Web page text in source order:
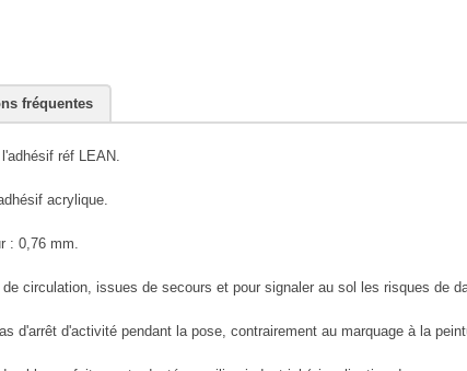
fréquentes
réf LEAN.
acrylique.
: 0,76 mm.
circulation, issues de secours et pour signaler au sol les risques de
d'arrêt d'activité pendant la pose, contrairement au marquage à la